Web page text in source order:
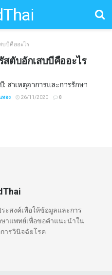
บบีคืออะไร
สตับอักเสบบีคืออะไร
: สาเหตุอาการและการรักษา
ทอง 26/11/2020 0
ะสงค์เพื่อให้ข้อมูลและการ
าแพทย์เพื่อขอคำแนะนำใน
ารวินิจฉัยโรค